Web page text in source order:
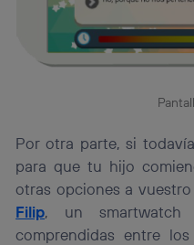
Por otra parte, si
para que tu hijo
otras opciones a
Filip, un smartwatch
comprendidas entre